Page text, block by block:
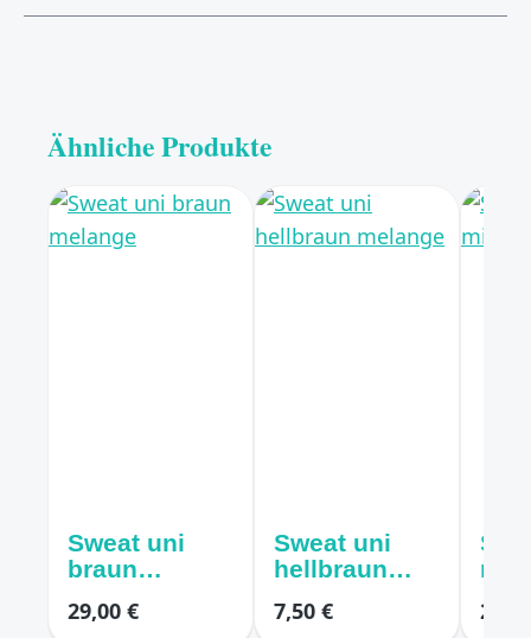
Ähnliche Produkte
Sweat uni
braun
29,00 €
Sweat uni
hellbraun
7,50 €